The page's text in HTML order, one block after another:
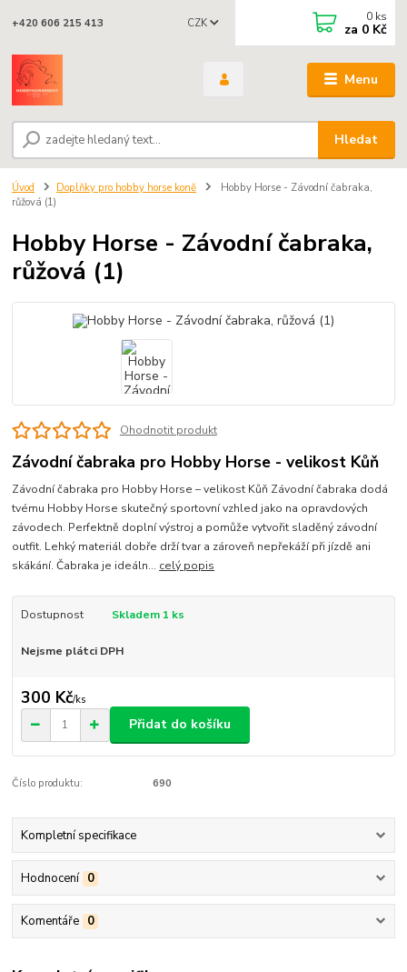
Menu
CZK
Hledat
+420 606 215 413 0 ks
za 0 Kč
Úvod Doplňky pro hobby horse koně
Hobby Horse - Závodní čabraka,
růžová (1)
Hobby Horse - Závodní čabraka,
růžová (1)
Ohodnotit produkt
Závodní čabraka pro Hobby Horse - velikost Kůň
Závodní čabraka pro Hobby Horse – velikost Kůň Závodní čabraka dodá
tvému Hobby Horse skutečný sportovní vzhled jako na opravdových
závodech. Perfektně doplní výstroj a pomůže vytvořit sladěný závodní
outfit. Lehký materiál dobře drží tvar a zároveň nepřekáží při jízdě ani
skákání. Čabraka je ideáln... celý popis
Dostupnost Skladem 1 ks
Nejsme plátci DPH
300 Kč/ks
Přidat do košíku
Číslo produktu: 690
Kompletní specifikace
Hodnocení 0
Komentáře 0